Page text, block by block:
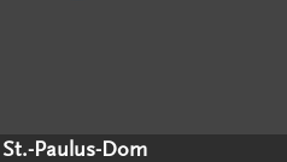
St.-Paulus-Dom